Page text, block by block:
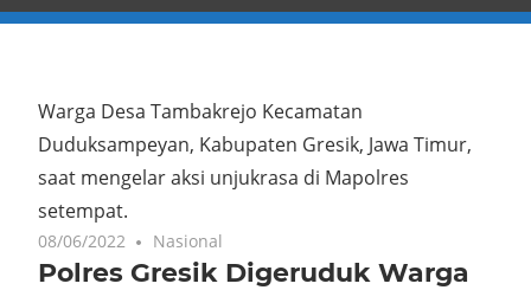
dan
Warga Desa Tambakrejo Kecamatan
Duduksampeyan, Kabupaten Gresik, Jawa Timur,
saat mengelar aksi unjukrasa di Mapolres
setempat.
08/06/2022 Nasional
Polres Gresik Digeruduk Warga